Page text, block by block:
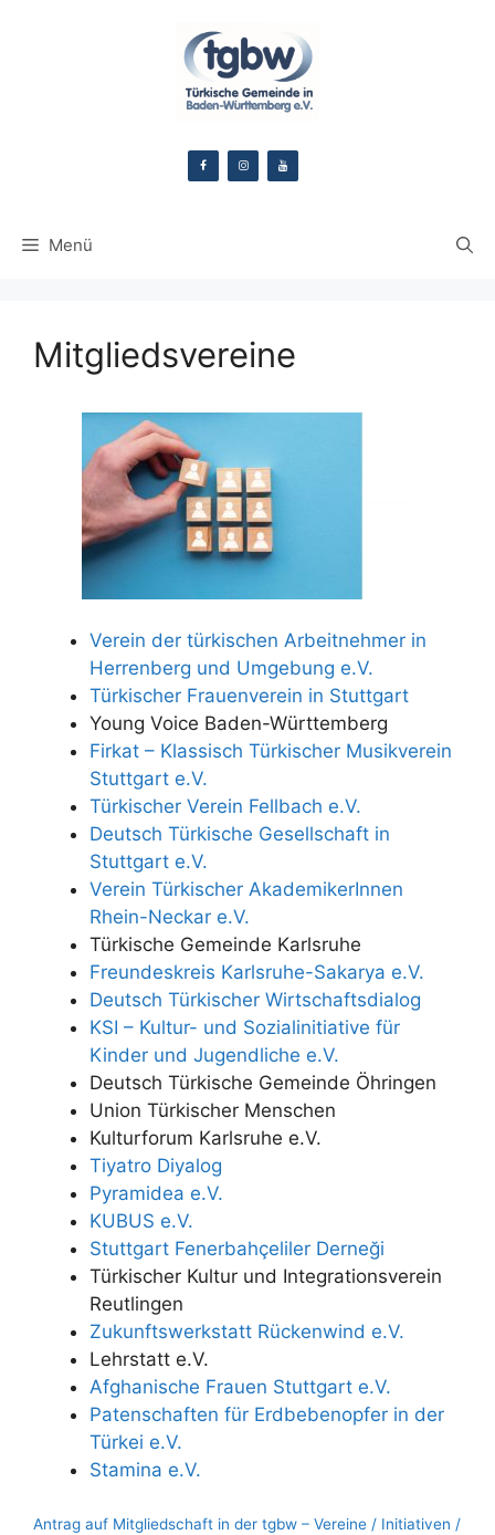
Menü
Mitgliedsvereine
Verein der türkischen Arbeitnehmer in
Herrenberg und Umgebung e.V.
Türkischer Frauenverein in Stuttgart
Young Voice Baden-Württemberg
Firkat – Klassisch Türkischer Musikverein
Stuttgart e.V.
Türkischer Verein Fellbach e.V.
Deutsch Türkische Gesellschaft in
Stuttgart e.V.
Verein Türkischer AkademikerInnen
Rhein-Neckar e.V.
Türkische Gemeinde Karlsruhe
Freundeskreis Karlsruhe-Sakarya e.V.
Deutsch Türkischer Wirtschaftsdialog
KSI – Kultur- und Sozialinitiative für
Kinder und Jugendliche e.V.
Deutsch Türkische Gemeinde Öhringen
Union Türkischer Menschen
Kulturforum Karlsruhe e.V.
Tiyatro Diyalog
Pyramidea e.V.
KUBUS e.V.
Stuttgart Fenerbahçeliler Derneği
Türkischer Kultur und Integrationsverein
Reutlingen
Zukunftswerkstatt Rückenwind e.V.
Lehrstatt e.V.
Afghanische Frauen Stuttgart e.V.
Patenschaften für Erdbebenopfer in der
Türkei e.V.
Stamina e.V.
Antrag auf Mitgliedschaft in der tgbw – Vereine / Initiativen /